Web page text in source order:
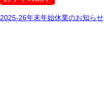
2025-26年末年始休業のお知らせ